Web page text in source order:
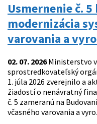
Usmernenie č. 5
modernizácia
varovania a
02. 07. 2026Ministerstvo
sprostredkovateľský
1. júla 2026 zverejnilo a
žiadostí o nenávratný
č. 5 zameranú na
včasného varovania a